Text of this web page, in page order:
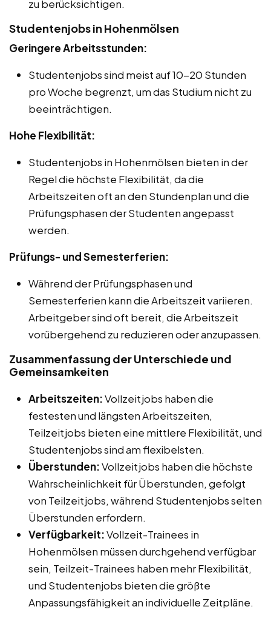
zu berücksichtigen.
Studentenjobs in Hohenmölsen
Geringere Arbeitsstunden:
Studentenjobs sind meist auf 10-20 Stunden
pro Woche begrenzt, um das Studium nicht zu
beeinträchtigen.
Hohe Flexibilität:
Studentenjobs in Hohenmölsen bieten in der
Regel die höchste Flexibilität, da die
Arbeitszeiten oft an den Stundenplan und die
Prüfungsphasen der Studenten angepasst
werden.
Prüfungs- und Semesterferien:
Während der Prüfungsphasen und
Semesterferien kann die Arbeitszeit variieren.
Arbeitgeber sind oft bereit, die Arbeitszeit
vorübergehend zu reduzieren oder anzupassen.
Zusammenfassung der Unterschiede und
Gemeinsamkeiten
Arbeitszeiten:Vollzeitjobs haben die
festesten und längsten Arbeitszeiten,
Teilzeitjobs bieten eine mittlere Flexibilität, und
Studentenjobs sind am flexibelsten.
Überstunden:Vollzeitjobs haben die höchste
Wahrscheinlichkeit für Überstunden, gefolgt
von Teilzeitjobs, während Studentenjobs selten
Überstunden erfordern.
Verfügbarkeit:Vollzeit-Trainees in
Hohenmölsen müssen durchgehend verfügbar
sein, Teilzeit-Trainees haben mehr Flexibilität,
und Studentenjobs bieten die größte
Anpassungsfähigkeit an individuelle Zeitpläne.